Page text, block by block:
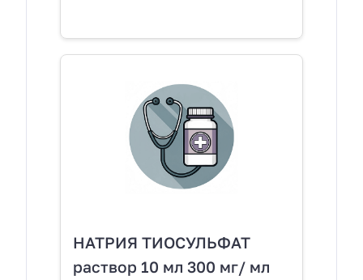
НАТРИЯ ТИОСУЛЬФАТ
раствор 10 мл 300 мг/ мл